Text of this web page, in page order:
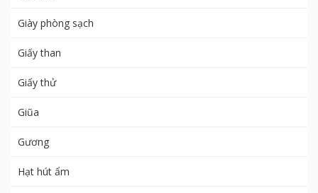
Giày phòng sạch
Giấy than
Giấy thử
Giũa
Gương
Hạt hút ẩm